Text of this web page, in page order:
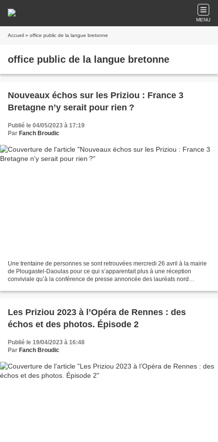
MENU
Accueil » office public de la langue bretonne
office public de la langue bretonne
Nouveaux échos sur les Priziou : France 3
Bretagne n’y serait pour rien ?
Publié le 04/05/2023 à 17:19
Par Fanch Broudic
Une trentaine de personnes se sont retrouvées mercredi 26 avril à la mairie
de Plougastel-Daoulas pour ce qui s’apparentait plus à une réception
conviviale qu’à la conférence de presse annoncée des lauréats nord
Les Priziou 2023 à l’Opéra de Rennes : des
échos et des photos. Épisode 2
Publié le 19/04/2023 à 16:48
Par Fanch Broudic